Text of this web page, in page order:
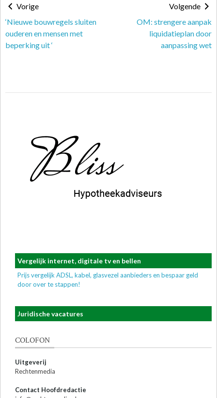
Vorige
‘Nieuwe bouwregels sluiten
ouderen en mensen met
beperking uit ‘
Volgende
OM: strengere aanpak
liquidatieplan door
aanpassing wet
Vergelijk internet, digitale tv en bellen
Prijs vergelijk ADSL, kabel, glasvezel aanbieders en bespaar geld
door over te stappen!
Juridische vacatures
COLOFON
Uitgeverij
Rechtenmedia
Contact Hoofdredactie